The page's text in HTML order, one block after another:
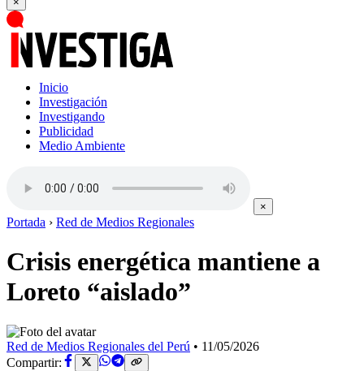
Inicio
Investigación
Investigando
Publicidad
Medio Ambiente
×
Portada › Red de Medios Regionales
Crisis energética mantiene a
Loreto “aislado”
Red de Medios Regionales del Perú • 11/05/2026
Compartir: